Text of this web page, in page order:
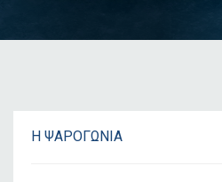
Η ΨΑΡΟΓΩΝΙΑ